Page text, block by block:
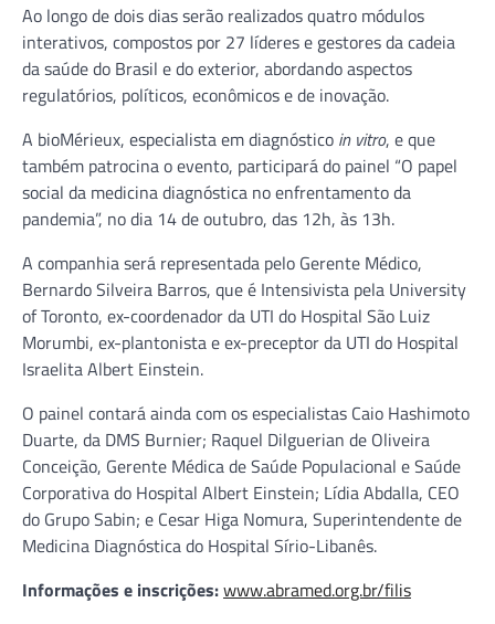
Ao longo de dois dias serão realizados quatro módulos
interativos, compostos por 27 líderes e gestores da cadeia
da saúde do Brasil e do exterior, abordando aspectos
regulatórios, políticos, econômicos e de inovação.
A bioMérieux, especialista em diagnóstico in vitro, e que
também patrocina o evento, participará do painel “O papel
social da medicina diagnóstica no enfrentamento da
pandemia”, no dia 14 de outubro, das 12h, às 13h.
A companhia será representada pelo Gerente Médico,
Bernardo Silveira Barros, que é Intensivista pela University
of Toronto, ex-coordenador da UTI do Hospital São Luiz
Morumbi, ex-plantonista e ex-preceptor da UTI do Hospital
Israelita Albert Einstein.
O painel contará ainda com os especialistas Caio Hashimoto
Duarte, da DMS Burnier; Raquel Dilguerian de Oliveira
Conceição, Gerente Médica de Saúde Populacional e Saúde
Corporativa do Hospital Albert Einstein; Lídia Abdalla, CEO
do Grupo Sabin; e Cesar Higa Nomura, Superintendente de
Medicina Diagnóstica do Hospital Sírio-Libanês.
Informações e inscrições:www.abramed.org.br/filis